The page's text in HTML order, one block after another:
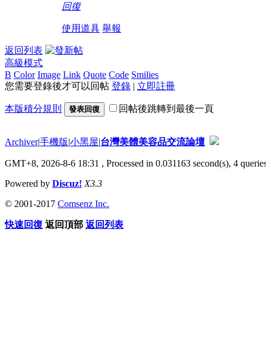
回復
使用道具 舉報
返回列表
高級模式
B Color Image Link Quote Code Smilies
您需要登錄後才可以回帖 登錄 | 立即註冊
本版積分規則 發表回復 回帖後跳轉到最後一頁
Archiver|手機版|小黑屋|台灣美體美容品交流論壇
GMT+8, 2026-8-6 18:31 , Processed in 0.031163 second(s), 4
Powered by Discuz! X3.3
© 2001-2017 Comsenz Inc.
快速回復 返回頂部 返回列表